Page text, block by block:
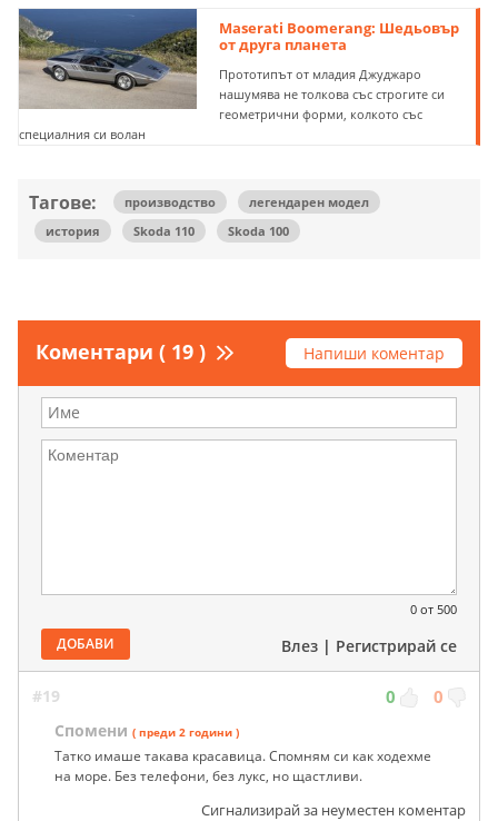
Maserati Boomerang: Шедьовър
от друга планета
Прототипът от младия Джуджаро
нашумява не толкова със строгите си
геометрични форми, колкото със
специалния си волан
Тагове: производство
легендарен модел
история
Skoda 110 Skoda 100
Коментари ( 19 ) Напиши коментар
0 от 500
ДОБАВИ Влез | Регистрирай се
#19 0 0
Спомени ( преди 2 години )
Татко имаше такава красавица. Спомням си как ходехме
на море. Без телефони, без лукс, но щастливи.
Сигнализирай за неуместен коментар